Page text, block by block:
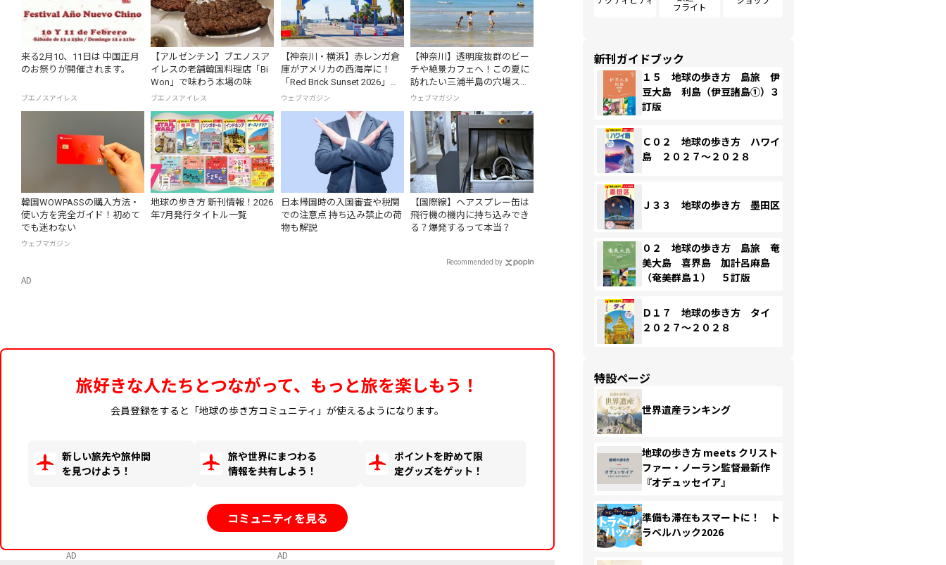
来る2月10、11日は 中国正月
のお祭りが開催されます。
ブエノスアイレス
【アルゼンチン】ブエノスア
イレスの老舗韓国料理店「Bi
Won」で味わう本場の味
ブエノスアイレス
【神奈川・横浜】赤レンガ倉
庫がアメリカの西海岸に！
「Red Brick Sunset 2026」が
8月1日から開催
ウェブマガジン
【神奈川】透明度抜群のビー
チや絶景カフェへ！この夏に
訪れたい三浦半島の穴場スポ
ット
ウェブマガジン
韓国WOWPASSの購入方法・
使い方を完全ガイド！初めて
でも迷わない
ウェブマガジン
地球の歩き方 新刊情報！2026
年7月発行タイトル一覧
日本帰国時の入国審査や税関
での注意点 持ち込み禁止の荷
物も解説
【国際線】ヘアスプレー缶は
飛行機の機内に持ち込みでき
る？爆発するって本当？
Recommended by
AD
旅好きな人たちとつながって、もっと旅を楽しもう！
会員登録をすると「地球の歩き方コミュニティ」が使えるようになります。
新しい旅先や旅仲間
を見つけよう！
旅や世界にまつわる
情報を共有しよう！
ポイントを貯めて限
定グッズをゲット！
コミュニティを見る
AD AD
フライト
新刊ガイドブック
１５ 地球の歩き方 島旅 伊
豆大島 利島（伊豆諸島①）３
訂版
Ｃ０２ 地球の歩き方 ハワイ
島 ２０２７～２０２８
Ｊ３３ 地球の歩き方 墨田区
０２ 地球の歩き方 島旅 奄
美大島 喜界島 加計呂麻島
（奄美群島１） ５訂版
Ｄ１７ 地球の歩き方 タイ
２０２７～２０２８
特設ページ
世界遺産ランキング
地球の歩き方 meets クリスト
ファー・ノーラン監督最新作
『オデュッセイア』
準備も滞在もスマートに！ ト
ラベルハック2026